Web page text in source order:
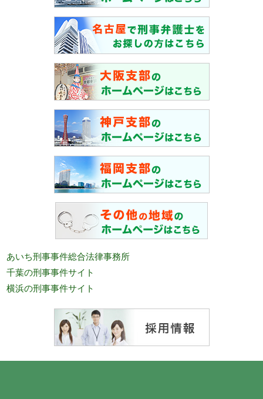
あいち刑事事件総合法律事務所
千葉の刑事事件サイト
横浜の刑事事件サイト